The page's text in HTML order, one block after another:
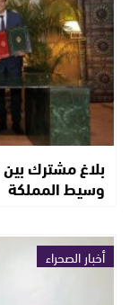
بلاغ مشترك
وسيط المملكة
أخبار الصحراء